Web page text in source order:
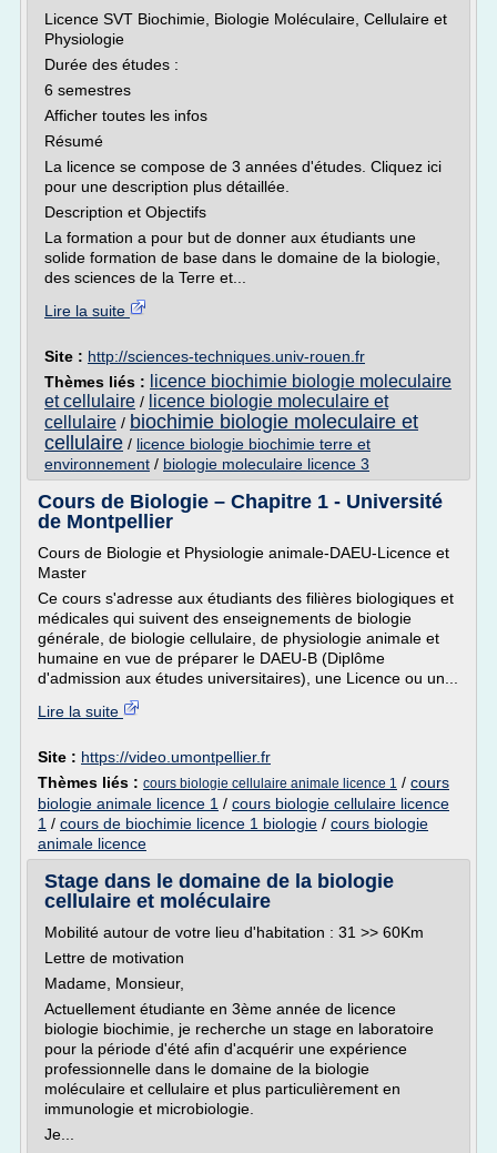
Licence SVT Biochimie, Biologie Moléculaire, Cellulaire et
Physiologie
Durée des études :
6 semestres
Afficher toutes les infos
Résumé
La licence se compose de 3 années d'études. Cliquez ici
pour une description plus détaillée.
Description et Objectifs
La formation a pour but de donner aux étudiants une
solide formation de base dans le domaine de la biologie,
des sciences de la Terre et...
Lire la suite
Site : http://sciences-techniques.univ-rouen.fr
Thèmes liés :
licence biochimie biologie moleculaire
et cellulaire / licence biologie moleculaire et
cellulaire / biochimie biologie moleculaire et
cellulaire / licence biologie biochimie terre et
environnement / biologie moleculaire licence 3
Cours de Biologie – Chapitre 1 - Université
de Montpellier
Cours de Biologie et Physiologie animale-DAEU-Licence et
Master
Ce cours s'adresse aux étudiants des filières biologiques et
médicales qui suivent des enseignements de biologie
générale, de biologie cellulaire, de physiologie animale et
humaine en vue de préparer le DAEU-B (Diplôme
d'admission aux études universitaires), une Licence ou un...
Lire la suite
Site : https://video.umontpellier.fr
Thèmes liés : cours biologie cellulaire animale licence 1 / cours
biologie animale licence 1 / cours biologie cellulaire licence
1 / cours de biochimie licence 1 biologie / cours biologie
animale licence
Stage dans le domaine de la biologie
cellulaire et moléculaire
Mobilité autour de votre lieu d'habitation : 31 >> 60Km
Lettre de motivation
Madame, Monsieur,
Actuellement étudiante en 3ème année de licence
biologie biochimie, je recherche un stage en laboratoire
pour la période d'été afin d'acquérir une expérience
professionnelle dans le domaine de la biologie
moléculaire et cellulaire et plus particulièrement en
immunologie et microbiologie.
Je...